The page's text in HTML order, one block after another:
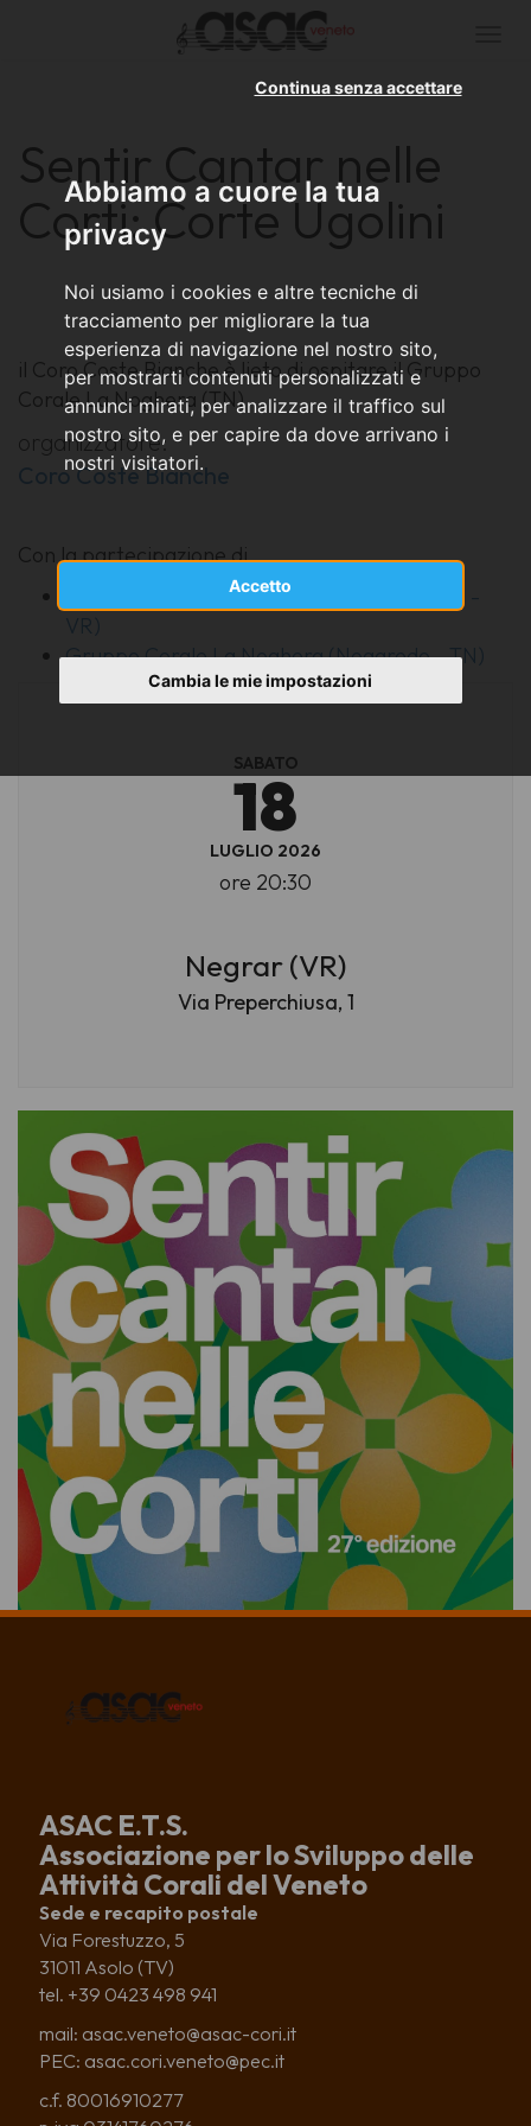
Abbiamo a cuore la tua
privacy
Noi usiamo i cookies e altre tecniche di
tracciamento per migliorare la tua
esperienza di navigazione nel nostro sito,
per mostrarti contenuti personalizzati e
annunci mirati, per analizzare il traffico sul
nostro sito, e per capire da dove arrivano i
nostri visitatori.
Accetto
Continua senza accettare
Cambia le mie impostazioni
Sentir Cantar nelle
Corti: Corte Ugolini
il Coro Coste Bianche è lieto di ospitare il Gruppo
Corale La Noghera (TN)
organizzatore:
Coro Coste Bianche
Con la partecipazione di
Coro Coste Bianche (Negrar di Valpolicella -
VR)
Gruppo Corale La Noghera (Nogaredo - TN)
SABATO
18
LUGLIO 2026
ore 20:30
Negrar (VR)
Via Preperchiusa, 1
ASAC E.T.S.
Associazione per lo Sviluppo delle
Attività Corali del Veneto
Sede e recapito postale
Via Forestuzzo, 5
31011 Asolo (TV)
tel. +39 0423 498 941
mail: asac.veneto@asac-cori.it
PEC: asac.cori.veneto@pec.it
c.f. 80016910277